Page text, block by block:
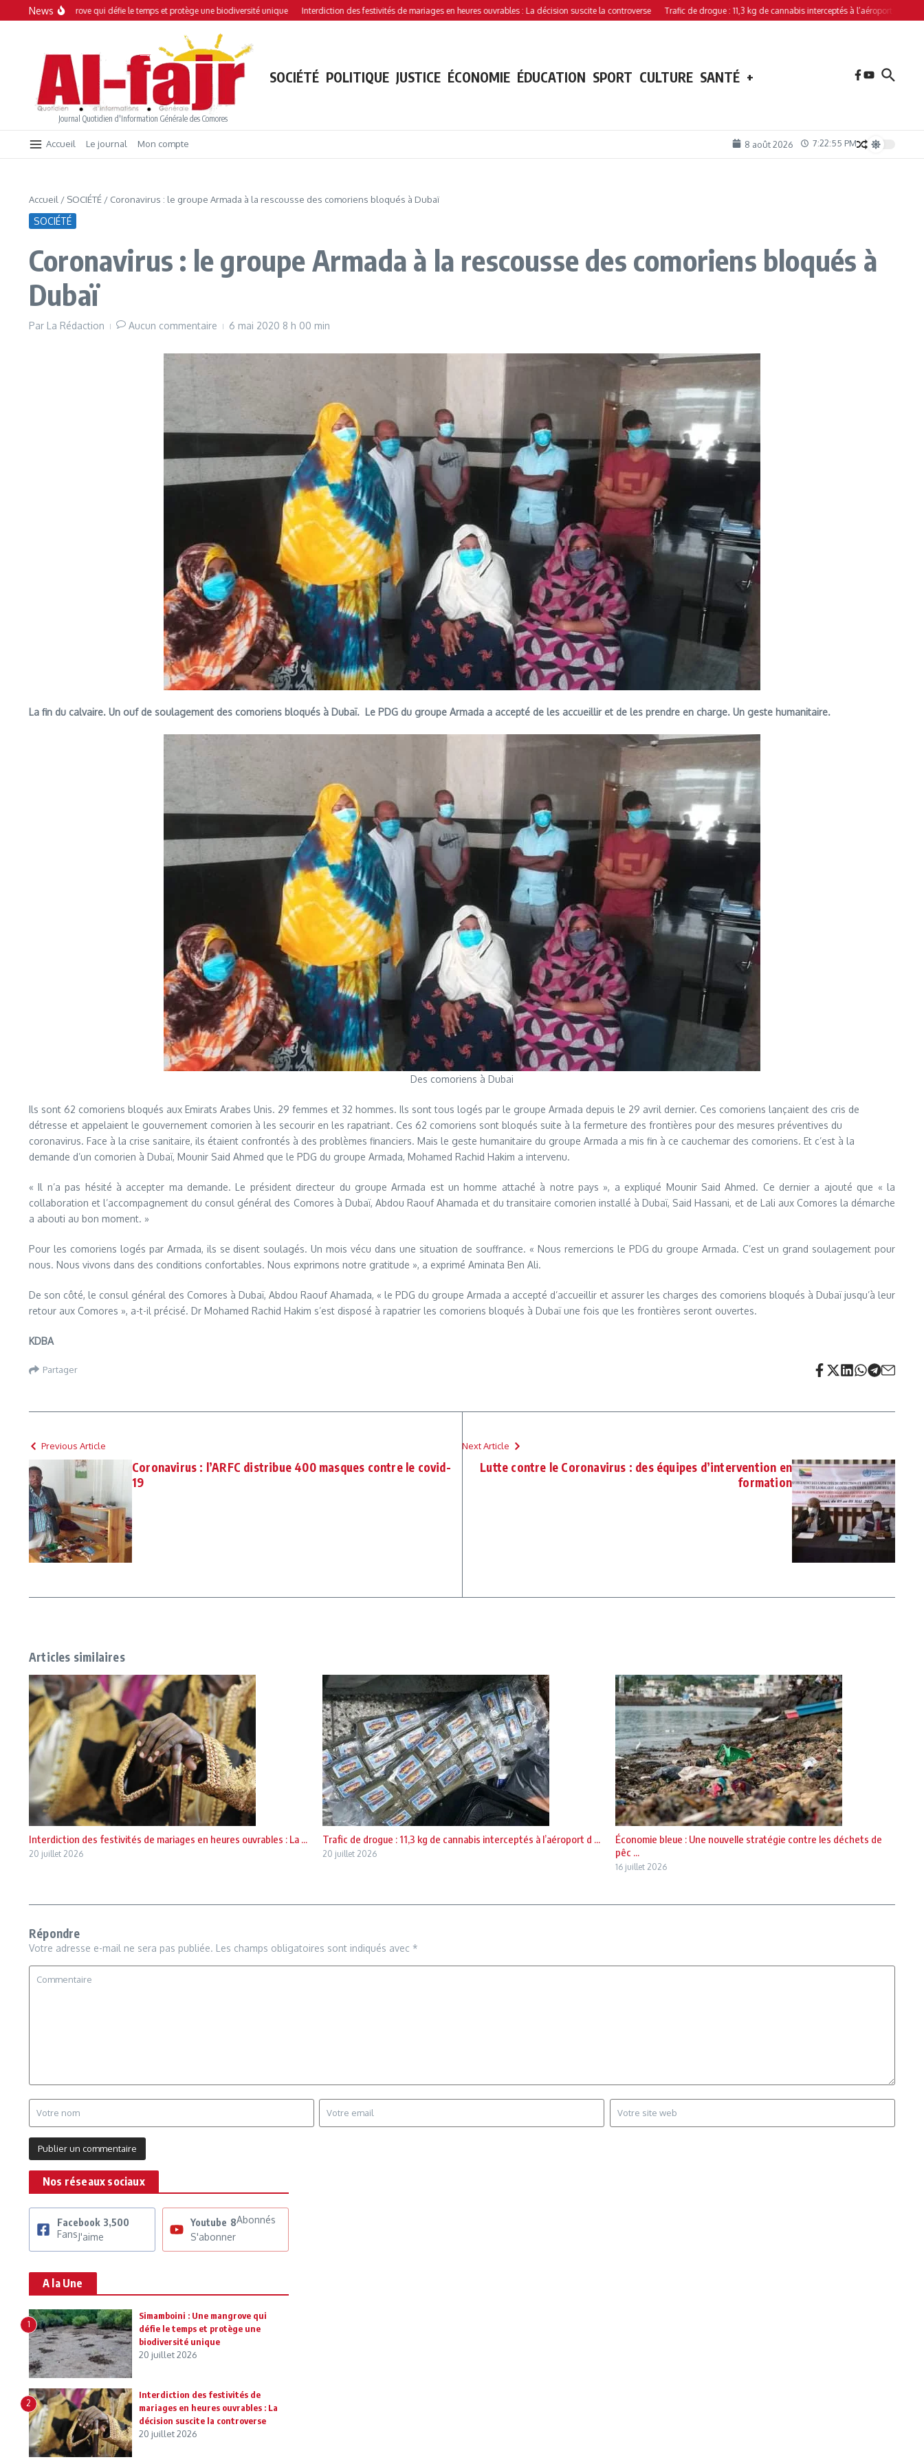
Aller au contenu
News
: Une mangrove qui défie le temps et protège une biodiversité unique Interdiction des festivités de mariages en heures ouvrables : La décision suscite la controverse Trafic de drogue : 11,3 kg de cannabis interceptés à l’aéroport de Hahaya
Journal Quotidien d'Information Générale des Comores
SOCIÉTÉ POLITIQUE JUSTICE ÉCONOMIE ÉDUCATION SPORT CULTURE SANTÉ +
Accueil Le journal Mon compte 8 août 2026 7:22:56 PM
Accueil / SOCIÉTÉ / Coronavirus : le groupe Armada à la rescousse des comoriens bloqués à Dubaï
SOCIÉTÉ
Coronavirus : le groupe Armada à la rescousse des comoriens bloqués à
Dubaï
Par La Rédaction Aucun commentaire 6 mai 2020 8 h 00 min
La fin du calvaire. Un ouf de soulagement des comoriens bloqués à Dubaï. Le PDG du groupe Armada a accepté de les accueillir et de les prendre en charge. Un geste humanitaire.
Des comoriens à Dubai
Ils sont 62 comoriens bloqués aux Emirats Arabes Unis. 29 femmes et 32 hommes. Ils sont tous logés par le groupe Armada depuis le 29 avril dernier. Ces comoriens lançaient des cris de
détresse et appelaient le gouvernement comorien à les secourir en les rapatriant. Ces 62 comoriens sont bloqués suite à la fermeture des frontières pour des mesures préventives du
coronavirus. Face à la crise sanitaire, ils étaient confrontés à des problèmes financiers. Mais le geste humanitaire du groupe Armada a mis fin à ce cauchemar des comoriens. Et c’est à la
demande d’un comorien à Dubaï, Mounir Said Ahmed que le PDG du groupe Armada, Mohamed Rachid Hakim a intervenu.
« Il n’a pas hésité à accepter ma demande. Le président directeur du groupe Armada est un homme attaché à notre pays », a expliqué Mounir Said Ahmed. Ce dernier a ajouté que « la
collaboration et l’accompagnement du consul général des Comores à Dubaï, Abdou Raouf Ahamada et du transitaire comorien installé à Dubaï, Said Hassani, et de Lali aux Comores la démarche
a abouti au bon moment. »
Pour les comoriens logés par Armada, ils se disent soulagés. Un mois vécu dans une situation de souffrance. « Nous remercions le PDG du groupe Armada. C’est un grand soulagement pour
nous. Nous vivons dans des conditions confortables. Nous exprimons notre gratitude », a exprimé Aminata Ben Ali.
De son côté, le consul général des Comores à Dubaï, Abdou Raouf Ahamada, « le PDG du groupe Armada a accepté d’accueillir et assurer les charges des comoriens bloqués à Dubaï jusqu’à leur
retour aux Comores », a-t-il précisé. Dr Mohamed Rachid Hakim s’est disposé à rapatrier les comoriens bloqués à Dubaï une fois que les frontières seront ouvertes.
KDBA
Partager
Previous Article
Coronavirus : l’ARFC distribue 400 masques contre le covid-
19
Next Article
Lutte contre le Coronavirus : des équipes d’intervention en
formation
Articles similaires
Interdiction des festivités de mariages en heures ouvrables : La ...
20 juillet 2026
Trafic de drogue : 11,3 kg de cannabis interceptés à l’aéroport d ...
20 juillet 2026
Économie bleue : Une nouvelle stratégie contre les déchets de
pêc ...
16 juillet 2026
Répondre
Votre adresse e-mail ne sera pas publiée. Les champs obligatoires sont indiqués avec *
Nos réseaux sociaux
Facebook 3,500
FansJ'aime
Youtube 8Abonnés
S'abonner
A la Une
1
Simamboini : Une mangrove qui
défie le temps et protège une
biodiversité unique
20 juillet 2026
2
Interdiction des festivités de
mariages en heures ouvrables : La
décision suscite la controverse
20 juillet 2026